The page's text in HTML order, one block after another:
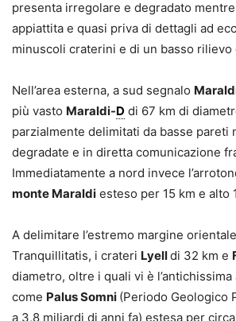
presenta irregolare e degradato
appiattita e quasi priva di dettagli ad
minuscoli craterini e di un basso rilievo
Nell’area esterna, a sud segnalo
più vasto Maraldi-D di 67 km di
parzialmente delimitati da basse pareti
degradate e in diretta comunicazione
Immediatamente a nord invece
monte Maraldi esteso per 15 km e alto
A delimitare l’estremo margine
Tranquillitatis, i crateri Lyelldi 32 km e
diametro, oltre i quali vi è
come Palus Somni (Periodo Geologico
a 3,8 miliardi di anni fa) estesa per